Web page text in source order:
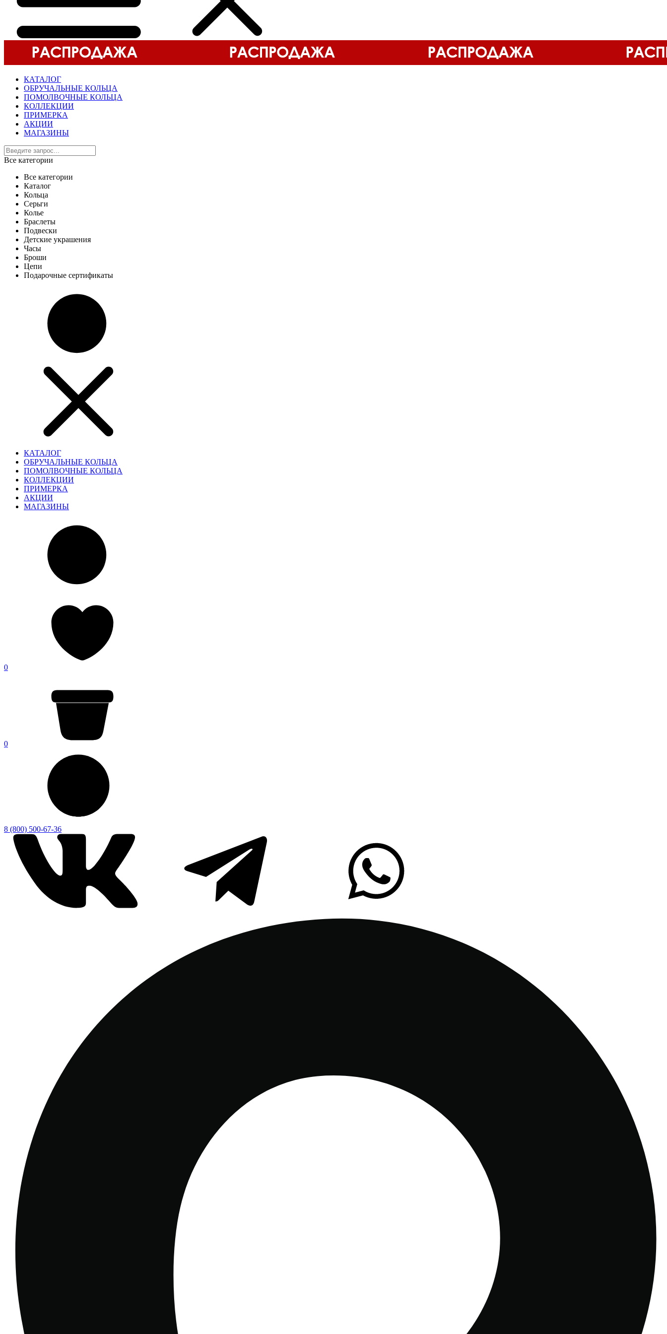
КАТАЛОГ
ОБРУЧАЛЬНЫЕ КОЛЬЦА
ПОМОЛВОЧНЫЕ КОЛЬЦА
КОЛЛЕКЦИИ
ПРИМЕРКА
АКЦИИ
МАГАЗИНЫ
Все категории
Все категории
Каталог
Кольца
Серьги
Колье
Браслеты
Подвески
Детские украшения
Часы
Броши
Цепи
Подарочные сертификаты
КАТАЛОГ
ОБРУЧАЛЬНЫЕ КОЛЬЦА
ПОМОЛВОЧНЫЕ КОЛЬЦА
КОЛЛЕКЦИИ
ПРИМЕРКА
АКЦИИ
МАГАЗИНЫ
0
0
8 (800) 500-67-36